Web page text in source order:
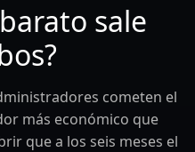
sale
cometen el
más económico que
que a los seis meses el